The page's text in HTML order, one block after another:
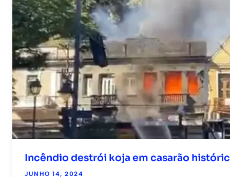
Incêndio destrói koja em casarão
JUNHO 14, 2024